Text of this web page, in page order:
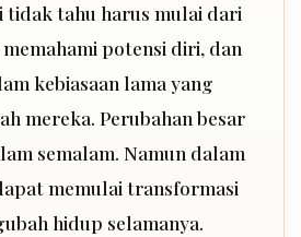
tidak tahu harus mulai dari
potensi diri, dan
kebiasaan lama yang
mereka. Perubahan besar
semalam. Namun dalam
memulai transformasi
hidup selamanya.